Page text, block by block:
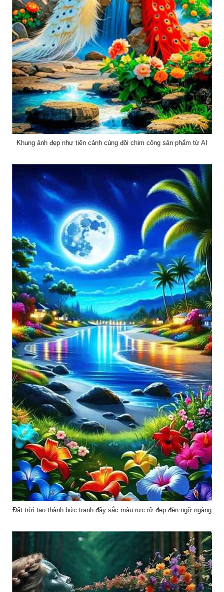
Khung ảnh đẹp như tiên cảnh cùng đôi chim công sản phẩm từ AI
Đất trời tạo thành bức tranh đầy sắc màu rực rỡ đẹp đèn ngỡ ngàng